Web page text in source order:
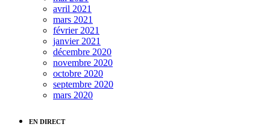
avril 2021
mars 2021
février 2021
janvier 2021
décembre 2020
novembre 2020
octobre 2020
septembre 2020
mars 2020
EN DIRECT